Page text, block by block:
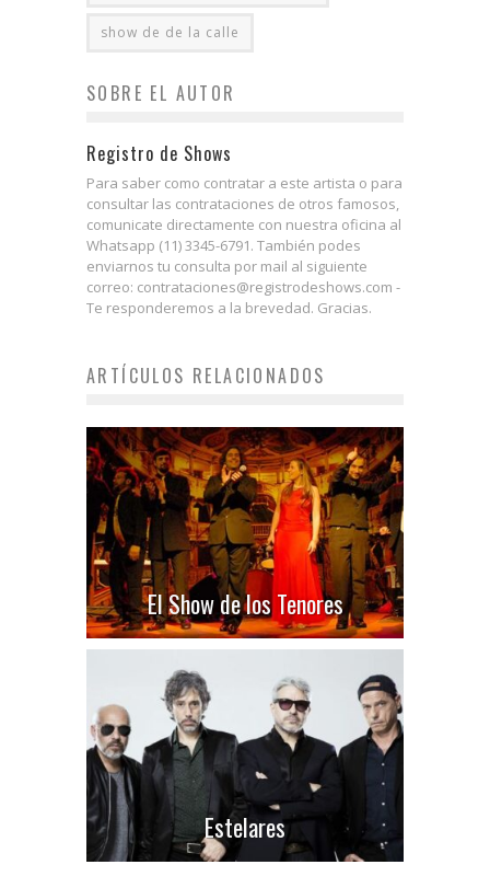
show de de la calle
SOBRE EL AUTOR
Registro de Shows
Para saber como contratar a este artista o para
consultar las contrataciones de otros famosos,
comunicate directamente con nuestra oficina al
Whatsapp (11) 3345-6791. También podes
enviarnos tu consulta por mail al siguiente
correo: contrataciones@registrodeshows.com -
Te responderemos a la brevedad. Gracias.
ARTÍCULOS RELACIONADOS
El Show de los Tenores
Estelares